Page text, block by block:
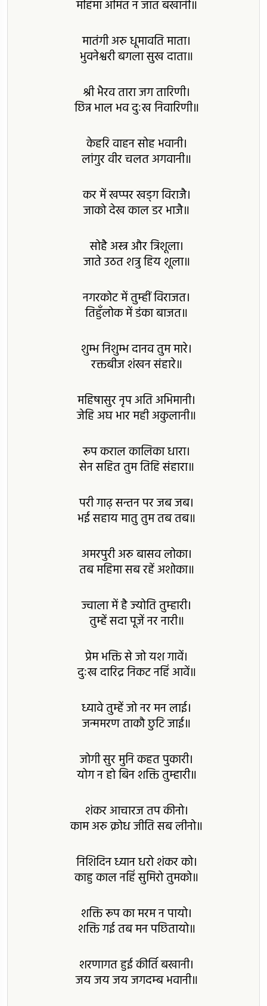
महिमा अमित न जात बखानी॥
मातंगी अरु धूमावति माता।
भुवनेश्वरी बगला सुख दाता॥
श्री भैरव तारा जग तारिणी।
छिन्न भाल भव दुःख निवारिणी॥
केहरि वाहन सोह भवानी।
लांगुर वीर चलत अगवानी॥
कर में खप्पर खड्ग विराजै।
जाको देख काल डर भाजै॥
सोहै अस्त्र और त्रिशूला।
जाते उठत शत्रु हिय शूला॥
नगरकोट में तुम्हीं विराजत।
तिहुँलोक में डंका बाजत॥
शुम्भ निशुम्भ दानव तुम मारे।
रक्तबीज शंखन संहारे॥
महिषासुर नृप अति अभिमानी।
जेहि अघ भार मही अकुलानी॥
रूप कराल कालिका धारा।
सेन सहित तुम तिहि संहारा॥
परी गाढ़ सन्तन पर जब जब।
भई सहाय मातु तुम तब तब॥
अमरपुरी अरु बासव लोका।
तब महिमा सब रहें अशोका॥
ज्वाला में है ज्योति तुम्हारी।
तुम्हें सदा पूजें नर नारी॥
प्रेम भक्ति से जो यश गावें।
दुःख दारिद्र निकट नहिं आवें॥
ध्यावे तुम्हें जो नर मन लाई।
जन्ममरण ताकौ छुटि जाई॥
जोगी सुर मुनि कहत पुकारी।
योग न हो बिन शक्ति तुम्हारी॥
शंकर आचारज तप कीनो।
काम अरु क्रोध जीति सब लीनो॥
निशिदिन ध्यान धरो शंकर को।
काहु काल नहिं सुमिरो तुमको॥
शक्ति रूप का मरम न पायो।
शक्ति गई तब मन पछितायो॥
शरणागत हुई कीर्ति बखानी।
जय जय जय जगदम्ब भवानी॥